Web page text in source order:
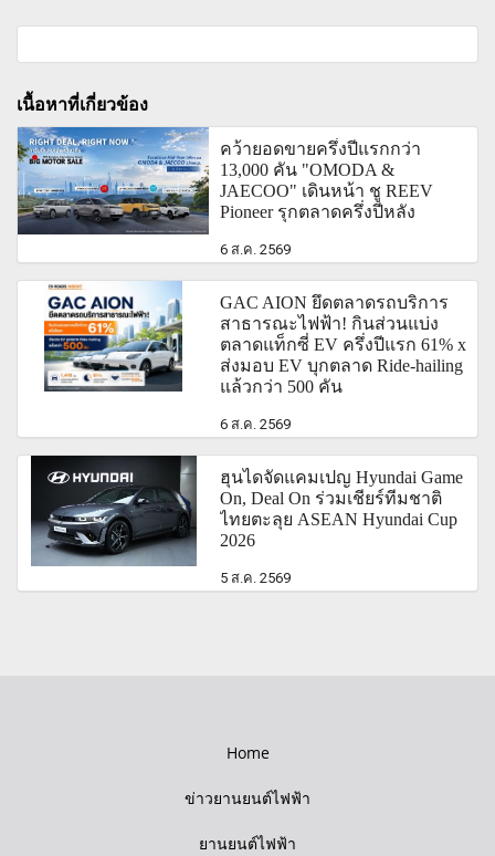
เนื้อหาที่เกี่ยวข้อง
คว้ายอดขายครึ่งปีแรกกว่า
13,000 คัน "OMODA &
JAECOO" เดินหน้า ชู REEV
Pioneer รุกตลาดครึ่งปีหลัง
6 ส.ค. 2569
GAC AION ยึดตลาดรถบริการ
สาธารณะไฟฟ้า! กินส่วนแบ่ง
ตลาดแท็กซี่ EV ครึ่งปีแรก 61% x
ส่งมอบ EV บุกตลาด Ride-hailing
แล้วกว่า 500 คัน
6 ส.ค. 2569
ฮุนไดจัดแคมเปญ Hyundai Game
On, Deal On ร่วมเชียร์ทีมชาติ
ไทยตะลุย ASEAN Hyundai Cup
2026
5 ส.ค. 2569
Home
ข่าวยานยนต์ไฟฟ้า
ยานยนต์ไฟฟ้า